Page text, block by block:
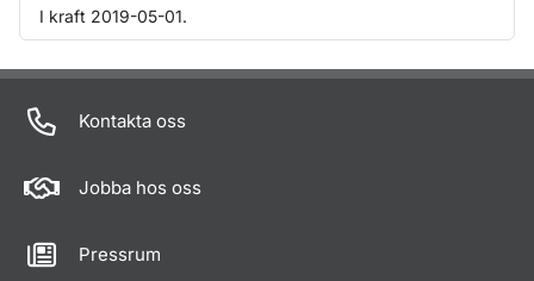
I kraft 2019-05-01.
Om sidan
Kontakta oss
Jobba hos oss
Pressrum